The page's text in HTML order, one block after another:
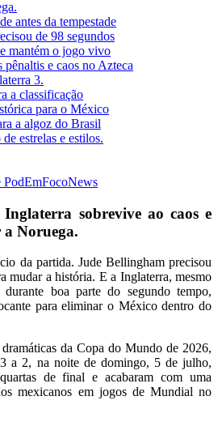
antes da tempestade
de 98 segundos
mantém o jogo vivo
e caos no Azteca
3.
a classificação
para o México
a algoz do Brasil
estrelas e estilos.
PodEmFocoNews
sobrevive ao caos e
Noruega.
da partida. Jude Bellingham precisou
mudar a história. E a Inglaterra, mesmo
boa parte do segundo tempo,
para eliminar o México dentro do
da Copa do Mundo de 2026,
a 2, na noite de domingo, 5 de julho,
de final e acabaram com uma
mexicanos em jogos de Mundial no